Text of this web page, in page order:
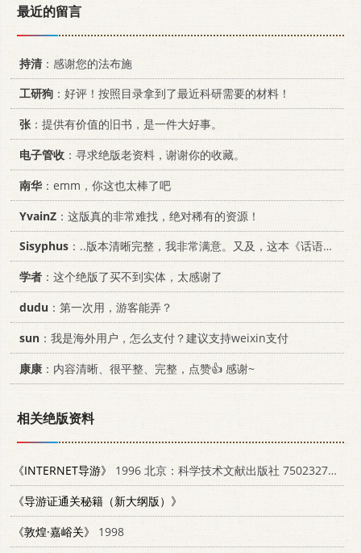
最近的留言
持清：感谢您的法布施
工研狗 ：好评！按照目录拿到了最近科研需要的材料！
张：提供有价值的旧书，是一件大好事。
电子管收 ：寻求绝版老资料，谢谢你的收藏。
南华 ：emm，你这也太棒了吧
YvainZ ：这版真的非常难找，绝对稀有的资源！
Sisyphus ：..版本清晰完整，我非常满意。又及，这本《话语的真相》...
学者 ：这个绝版了买不到实体，太感谢了
dudu ：第一次用，游客能弄？
sun ：我是海外用户，怎么支付？建议支持weixin支付
康康 ：内容清晰、很平整、完整，点赞👍 感谢~
相关绝版资料
《INTERNET导游》
1996 北京：科学技术文献出版社 7502327193
《导游证通关秘籍（新大纲版）》
《敦煌·嘉峪关》
1998